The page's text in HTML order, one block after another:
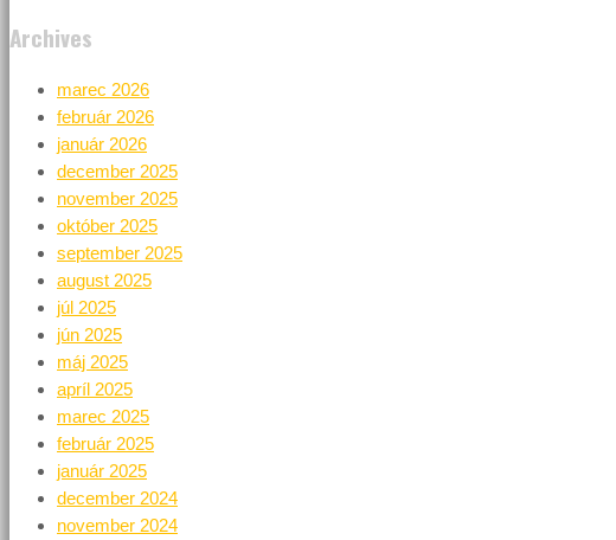
Archives
marec 2026
február 2026
január 2026
december 2025
november 2025
október 2025
september 2025
august 2025
júl 2025
jún 2025
máj 2025
apríl 2025
marec 2025
február 2025
január 2025
december 2024
november 2024